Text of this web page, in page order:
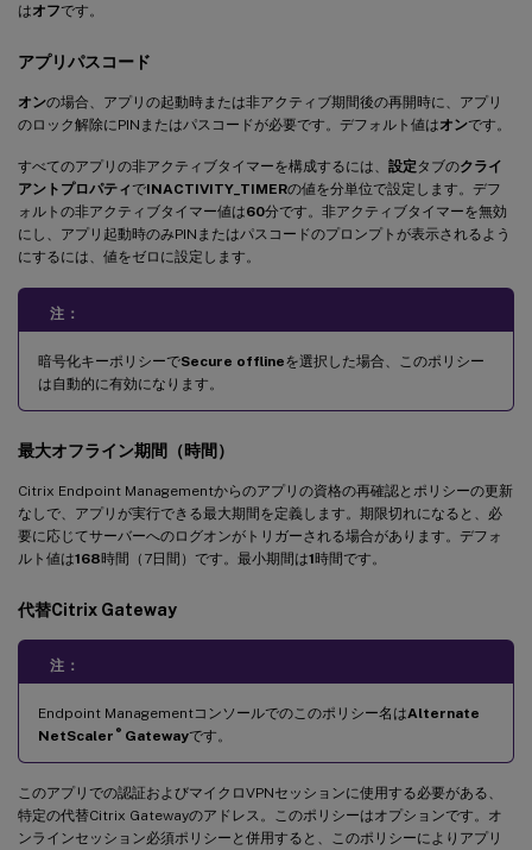
はオフです。
アプリパスコード
オンの場合、アプリの起動時または非アクティブ期間後の再開時に、アプリ
のロック解除にPINまたはパスコードが必要です。デフォルト値はオンです。
すべてのアプリの非アクティブタイマーを構成するには、 設定タブのクライ
アントプロパティ でINACTIVITY_TIMERの値を分単位で設定します。デフ
ォルトの非アクティブタイマー値は60分です。非アクティブタイマーを無効
にし、アプリ起動時のみPINまたはパスコードのプロンプトが表示されるよう
にするには、値をゼロに設定します。
注：
暗号化キーポリシーでSecure offlineを選択した場合、このポリシー
は自動的に有効になります。
最大オフライン期間（時間）
Citrix Endpoint Managementからのアプリの資格の再確認とポリシーの更新
なしで、アプリが実行できる最大期間を定義します。期限切れになると、必
要に応じてサーバーへのログオンがトリガーされる場合があります。デフォ
ルト値は168時間（7日間）です。最小期間は1時間です。
代替Citrix Gateway
注：
Endpoint Managementコンソールでのこのポリシー名はAlternate
NetScaler ®Gatewayです。
このアプリでの認証およびマイクロVPNセッションに使用する必要がある、
特定の代替Citrix Gatewayのアドレス。このポリシーはオプションです。オ
ンラインセッション必須ポリシーと併用すると、このポリシーによりアプリ